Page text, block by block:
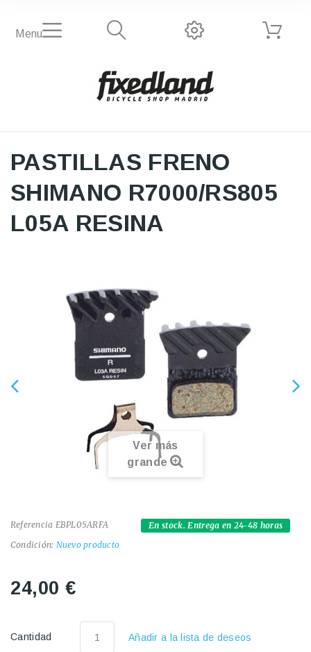
Menu
PASTILLAS FRENO
SHIMANO R7000/RS805
L05A RESINA
Ver más
grande
Referencia EBPL05ARFA
Condición: Nuevo producto
En stock. Entrega en 24-48 horas
24,00 €
Cantidad Añadir a la lista de deseos